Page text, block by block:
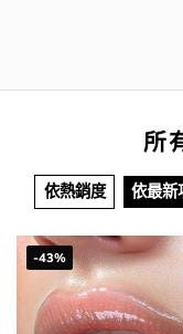
所
依熱銷度 依最新
-43%